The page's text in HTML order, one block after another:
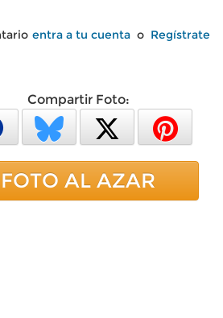
entra a tu cuenta o Regístrate
Compartir Foto:
FOTO AL AZAR